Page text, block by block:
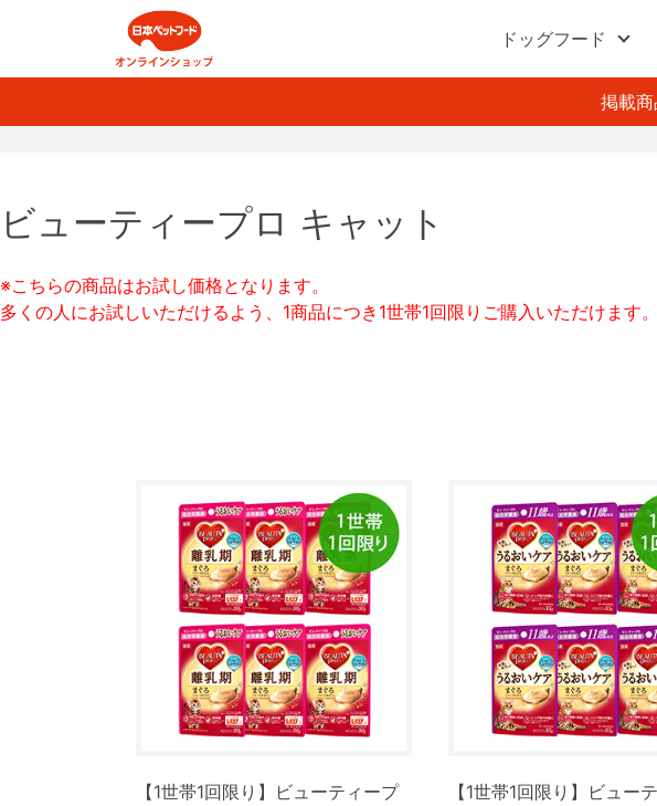
ドッグフード
掲載商
ビューティープロ キャット
※こちらの商品はお試し価格となります。
多くの人にお試しいただけるよう、1商品につき1世帯1回限りご購入いただけます
【1世帯1回限り】ビューティープ
【1世帯1回限り】ビュー